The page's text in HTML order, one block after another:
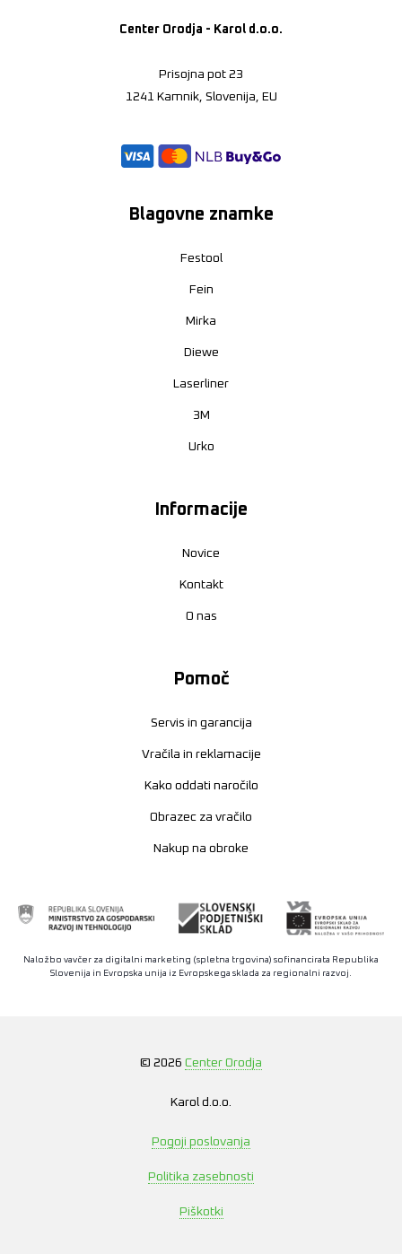
Center Orodja - Karol d.o.o.
Prisojna pot 23
1241 Kamnik, Slovenija, EU
Blagovne znamke
Festool
Fein
Mirka
Diewe
Laserliner
3M
Urko
Informacije
Novice
Kontakt
O nas
Pomoč
Servis in garancija
Vračila in reklamacije
Kako oddati naročilo
Obrazec za vračilo
Nakup na obroke
Naložbo vavčer za digitalni marketing (spletna trgovina) sofinancirata Republika
Slovenija in Evropska unija iz Evropskega sklada za regionalni razvoj.
© 2026 Center Orodja
Karol d.o.o.
Pogoji poslovanja
Politika zasebnosti
Piškotki